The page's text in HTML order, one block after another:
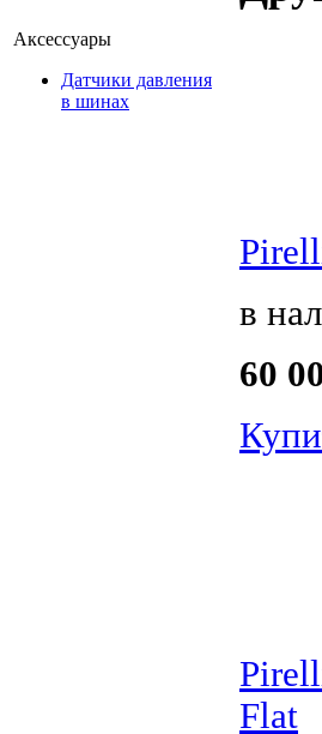
Аксессуары
Датчики давления
в шинах
в
60
Flat